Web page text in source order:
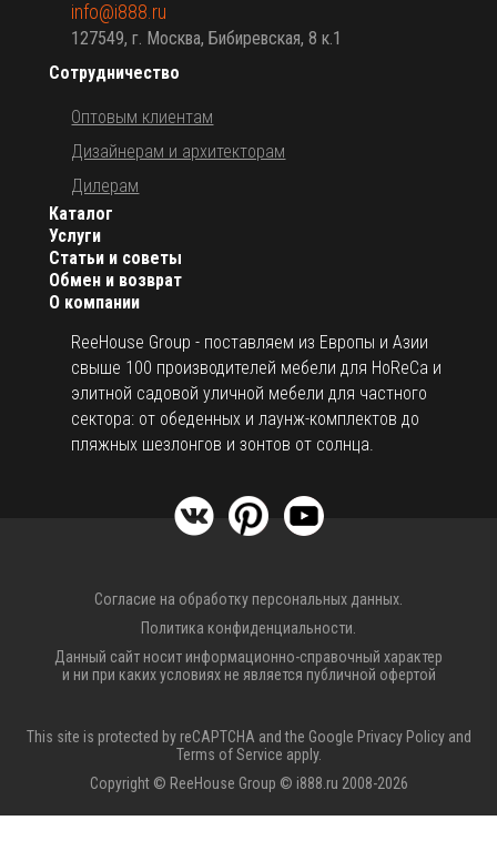
О компании
ReeHouse Group - поставляем из Европы и Азии
свыше 100 производителей мебели для HoReCa и
элитной садовой уличной мебели для частного
сектора: от обеденных и лаунж-комплектов до
пляжных шезлонгов и зонтов от солнца.
Каталог
Услуги
Статьи и советы
Обмен и возврат
Сотрудничество
Оптовым клиентам
Дизайнерам и архитекторам
Дилерам
info@i888.ru
127549, г. Москва, Бибиревская, 8 к.1
Согласие на обработку персональных данных.
Политика конфиденциальности.
Данный сайт носит информационно-справочный характер
и ни при каких условиях не является публичной офертой
This site is protected by reCAPTCHA and the Google Privacy Policyand
Terms of Service apply.
Copyright © ReeHouse Group © i888.ru 2008-2026